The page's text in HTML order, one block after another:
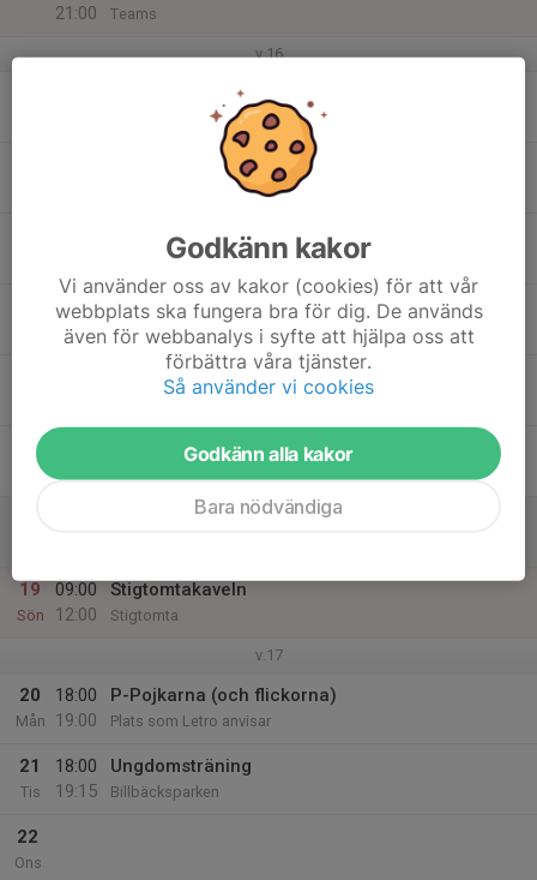
21:00
Teams
v.16
P-Pojkarna (och flickorna)
Plats som Letro anvisar
Ungdomsträning
10:00
12:00
Veteranträning Veteraner
Ekängsstugan
Ungdomsträning
17
Stigtomtakaveln
19
Sön
09:00
12:00
Stigtomtakaveln
Stigtomta
v.17
20
Mån
18:00
19:00
P-Pojkarna (och flickorna)
Plats som Letro anvisar
21
Tis
18:00
19:15
Ungdomsträning
Billbäcksparken
22
Ons
Godkänn kakor
Vi använder oss av kakor (cookies) för att vår
webbplats ska fungera bra för dig. De används
även för webbanalys i syfte att hjälpa oss att
förbättra våra tjänster.
Så använder vi cookies
Godkänn alla kakor
Bara nödvändiga